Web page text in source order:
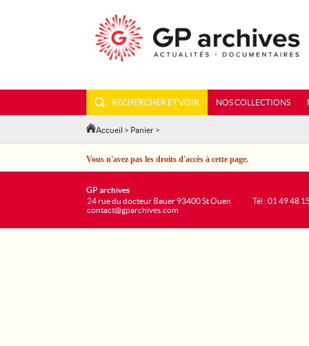
RECHERCHER ET VOIR NOS COLLECTIONS
Accueil > Panier >
Vous n'avez pas les droits d'accès à cette page.
GP archives
24 rue du docteur Bauer 93400 St Ouen
contact@gparchives.com
Tél : 01 49 48